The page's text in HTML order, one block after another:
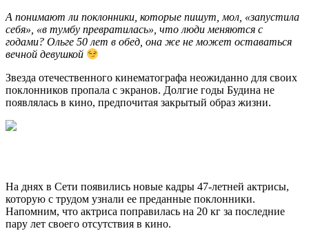
А понимают ли поклонники, которые пишут, мол, «запустила
себя», «в тумбу превратилась», что люди меняются с
годами? Ольге 50 лет в обед, она же не может оставаться
вечной девушкой
Звезда отечественного кинематографа неожиданно для своих
поклонников пропала с экранов. Долгие годы Будина не
появлялась в кино, предпочитая закрытый образ жизни.
На днях в Сети появились новые кадры 47-летней актрисы,
которую с трудом узнали ее преданные поклонники.
Напомним, что актриса поправилась на 20 кг за последние
пару лет своего отсутствия в кино.